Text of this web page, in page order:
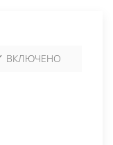
ВКЛЮЧЕНО